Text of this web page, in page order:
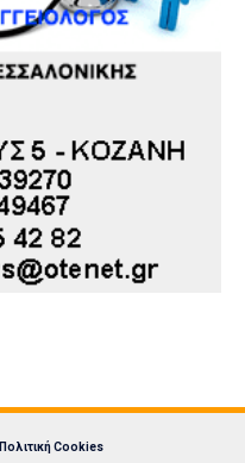
Πολιτική Cookies